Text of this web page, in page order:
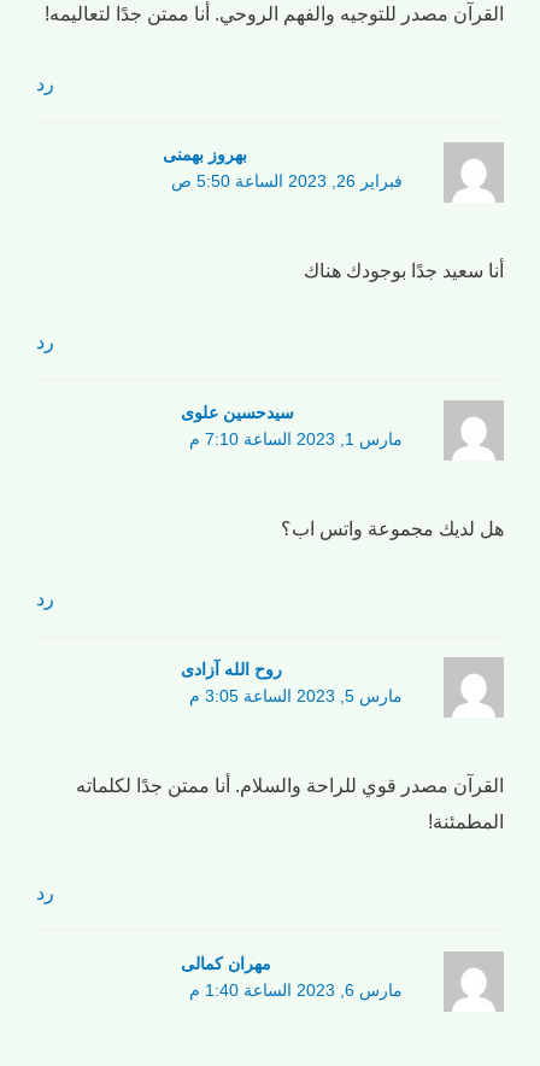
القرآن مصدر للتوجيه والفهم الروحي. أنا ممتن جدًا لتعاليمه!
رد
بهروز بهمنی
فبراير 26, 2023 الساعة 5:50 ص
أنا سعيد جدًا بوجودك هناك
رد
سیدحسین علوی
مارس 1, 2023 الساعة 7:10 م
هل لديك مجموعة واتس اب؟
رد
روح الله آزادی
مارس 5, 2023 الساعة 3:05 م
القرآن مصدر قوي للراحة والسلام. أنا ممتن جدًا لكلماته
المطمئنة!
رد
مهران کمالی
مارس 6, 2023 الساعة 1:40 م